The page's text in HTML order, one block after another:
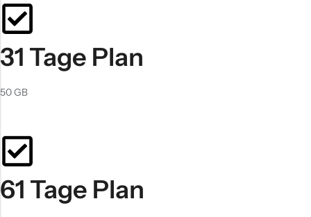
31 Tage Plan
50 GB
61 Tage Plan